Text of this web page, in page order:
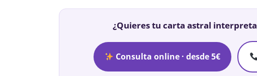
¿Quieres tu carta astral
Consulta online · desde 5€